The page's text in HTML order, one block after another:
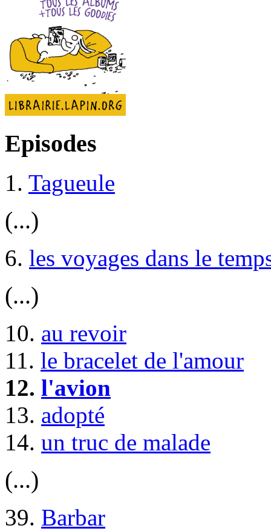
Episodes
1. Tagueule
(...)
6. les voyages dans le
(...)
10. au revoir
11. le bracelet de l'amour
12. l'avion
13. adopté
14. un truc de malade
(...)
39. Barbar